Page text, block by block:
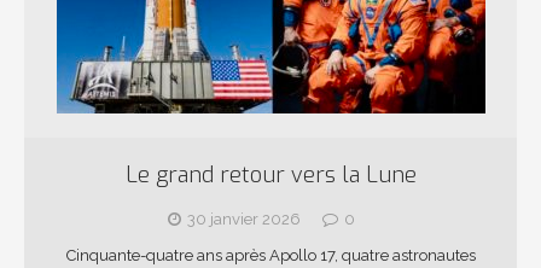
Le grand retour vers la Lune
30 janvier 2026
0
Cinquante-quatre ans après Apollo 17, quatre astronautes